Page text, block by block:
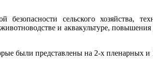
сельского хозяйства,
и аквакультуре, повышения
были представлены на 2-х пленарных и